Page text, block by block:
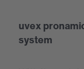
uvex
system